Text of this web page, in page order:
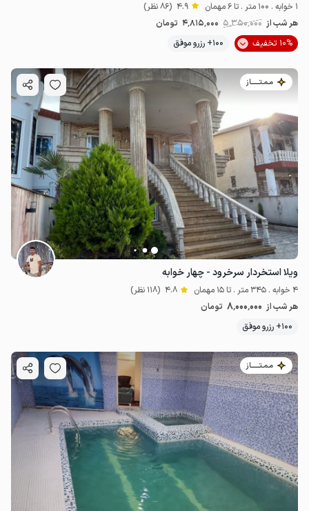
1 خوابه . 100 متر . تا 6 مهمان 4.9 (86 نظر)
هر شب از 5٬350٬000 4٬815٬000 تومان
10% تخفیف
100+ رزرو موفق
مـمـتــــــاز
ویلا استخردار سرخرود - چهار خوابه
4 خوابه . 345 متر . تا 15 مهمان 4.8 (118 نظر)
هر شب از 8٬000٬000 تومان
100+ رزرو موفق
مـمـتــــــاز